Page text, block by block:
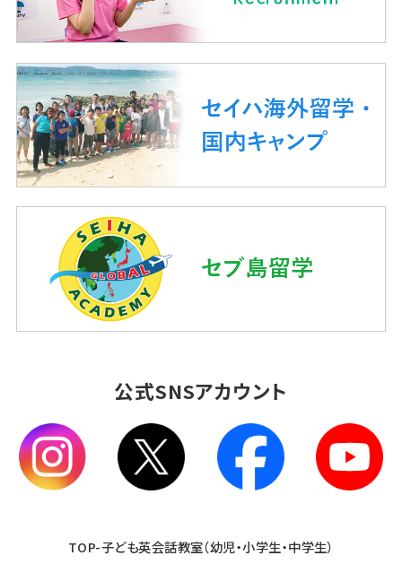
公式SNSアカウント
TOP-子ども英会話教室（幼児・小学生・中学生）